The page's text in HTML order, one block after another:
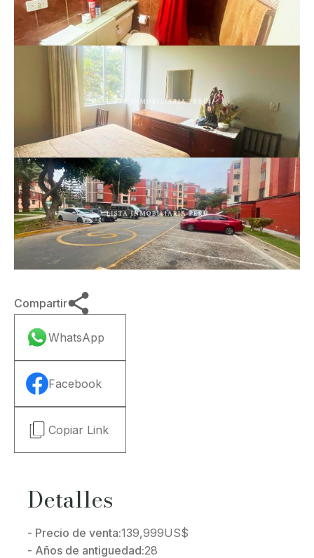
Compartir
WhatsApp
Facebook
Copiar Link
Detalles
- Precio de venta:139,999US$
- Años de antiguedad:28